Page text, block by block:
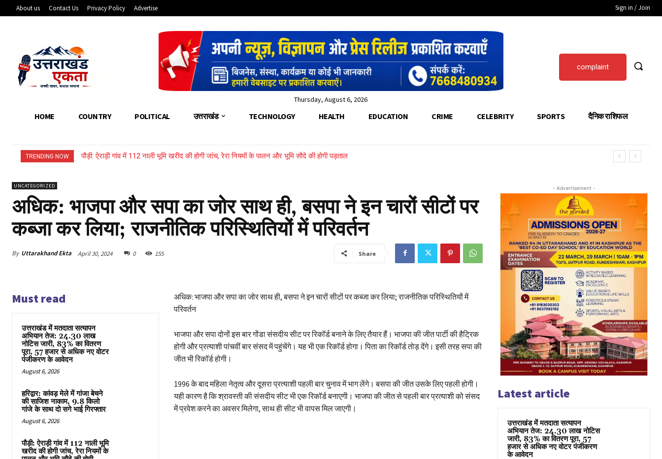
About us Contact Us Privacy Policy Advertise Sign in / Join
Thursday, August 6, 2026
complaint
HOME COUNTRY POLITICAL उत्तराखंड TECHNOLOGY HEALTH EDUCATION CRIME CELEBRITY SPORTS दैनिक राशिफल
TRENDING NOW पौड़ी: ऐराड़ी गांव में 112 नाली भूमि खरीद की होगी जांच, रेरा नियमों के पालन और भूमि सौदे की होगी पड़ताल
UNCATEGORIZED
अधिक: भाजपा और सपा का जोर साथ ही, बसपा ने इन चारों सीटों पर
कब्जा कर लिया; राजनीतिक परिस्थितियों में परिवर्तन
By Uttarakhand Ekta April 30, 2024 0 155 Share
Must read
उत्तराखंड में मतदाता सत्यापन
अभियान तेज: 24.30 लाख
नोटिस जारी, 83% का वितरण
पूरा, 57 हजार से अधिक नए वोटर
पंजीकरण के आवेदन
August 6, 2026
हरिद्वार: कांवड़ मेले में गांजा बेचने
की साजिश नाकाम, 9.8 किलो
गांजे के साथ दो सगे भाई गिरफ्तार
August 6, 2026
पौड़ी: ऐराड़ी गांव में 112 नाली भूमि
खरीद की होगी जांच, रेरा नियमों के
अधिक: भाजपा और सपा का जोर साथ ही, बसपा ने इन चारों सीटों पर कब्जा कर लिया; राजनीतिक परिस्थितियों में
परिवर्तन
भाजपा और सपा दोनों इस बार गोंडा संसदीय सीट पर रिकॉर्ड बनाने के लिए तैयार हैं। भाजपा की जीत पार्टी की हैट्रिक
होगी और प्रत्याशी पांचवीं बार संसद में पहुंचेंगे। यह भी एक रिकॉर्ड होगा। पिता का रिकॉर्ड तोड़ देंगे। इसी तरह सपा की
जीत भी रिकॉर्ड होगी।
1996 के बाद महिला नेतृत्व और दूसरा प्रत्याशी पहली बार चुनाव में भाग लेंगे। बसपा की जीत उसके लिए पहली होगी।
यही कारण है कि श्रावस्ती की संसदीय सीट भी एक रिकॉर्ड बनाएगी। भाजपा की जीत से पहली बार प्रत्याशी को संसद
में प्रवेश करने का अवसर मिलेगा, साथ ही सीट भी वापस मिल जाएगी।
- Advertisement -
Latest article
उत्तराखंड में मतदाता सत्यापन
अभियान तेज: 24.30 लाख नोटिस
जारी, 83% का वितरण पूरा, 57
हजार से अधिक नए वोटर पंजीकरण
के आवेदन